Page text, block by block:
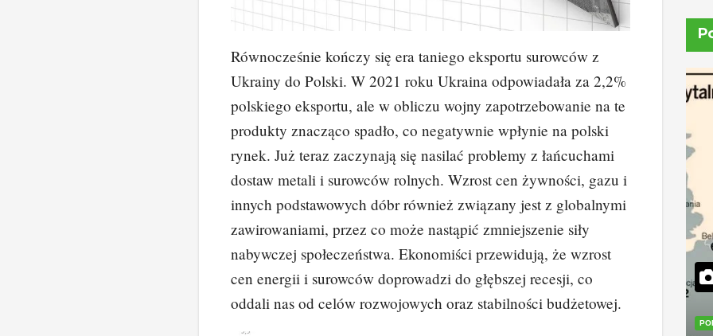
Równocześnie kończy się era taniego eksportu surowców z
Ukrainy do Polski. W 2021 roku Ukraina odpowiadała za 2,2%
polskiego eksportu, ale w obliczu wojny zapotrzebowanie na te
produkty znacząco spadło, co negatywnie wpłynie na polski
rynek. Już teraz zaczynają się nasilać problemy z łańcuchami
dostaw metali i surowców rolnych. Wzrost cen żywności, gazu i
innych podstawowych dóbr również związany jest z globalnymi
zawirowaniami, przez co może nastąpić zmniejszenie siły
nabywczej społeczeństwa. Ekonomiści przewidują, że wzrost
cen energii i surowców doprowadzi do głębszej recesji, co
oddali nas od celów rozwojowych oraz stabilności budżetowej.